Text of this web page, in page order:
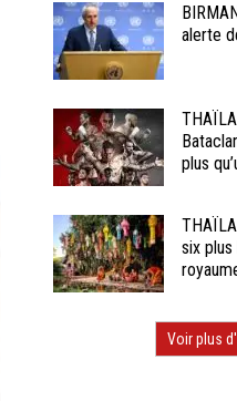
alerte
plus
six plus
Voir plus